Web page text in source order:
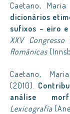
Caetano,
dicionários
sufixos – eiro
XXV
Românicas
Caetano,
(2010).
análise
Lexicografía